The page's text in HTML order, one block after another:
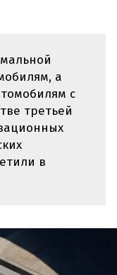
а
с
третьей
в